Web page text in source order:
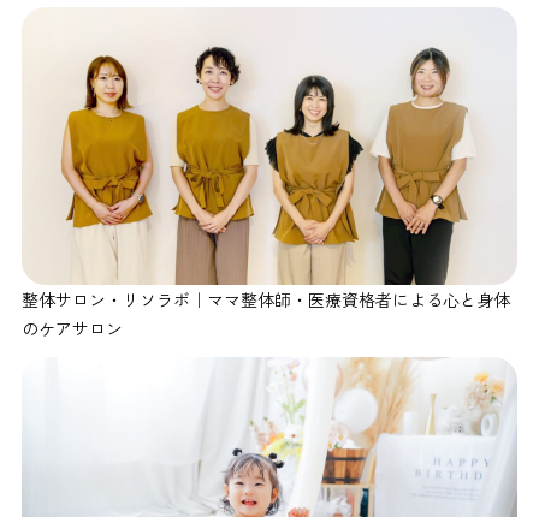
整体サロン・リソラボ｜ママ整体師・医療資格者による心と身体
のケアサロン